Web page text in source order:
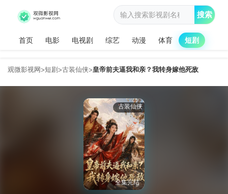
首页 电影 电视剧 综艺 动漫 体育 短剧
搜索
观微影视网>短剧 >古装仙侠>皇帝前夫逼我和亲？我转身嫁他死敌
古装仙侠
全集完结